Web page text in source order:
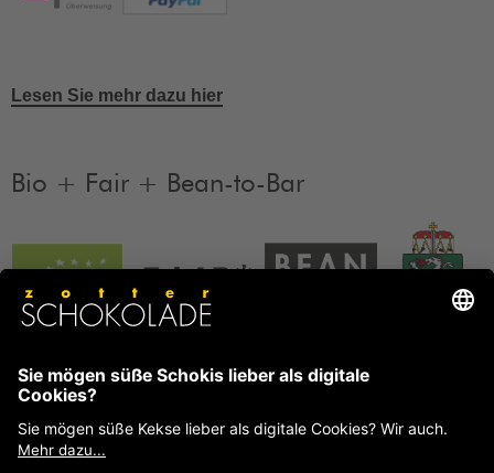
Lesen Sie mehr dazu hier
Bio + Fair + Bean-to-Bar
Unsere Produkte sind Bio + Fair + Bean-to-Bar.
Informationen